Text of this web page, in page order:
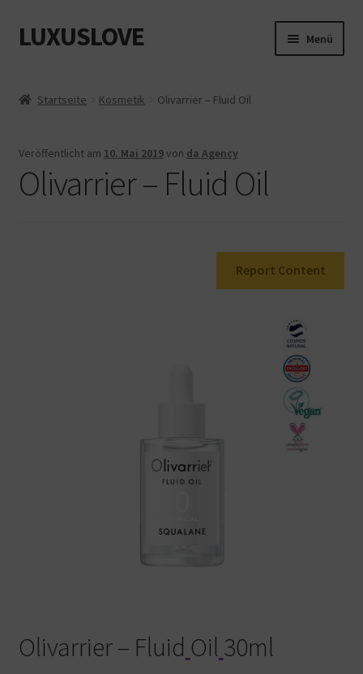
Zur
Navigation
Zum
Inhalt
LUXUSLOVE Menü
Startseite Kosmetik Olivarrier – Fluid Oil
Veröffentlicht am 10. Mai 2019von da Agency
Olivarrier – Fluid Oil
Report Content
Olivarrier – Fluid Oil 30ml